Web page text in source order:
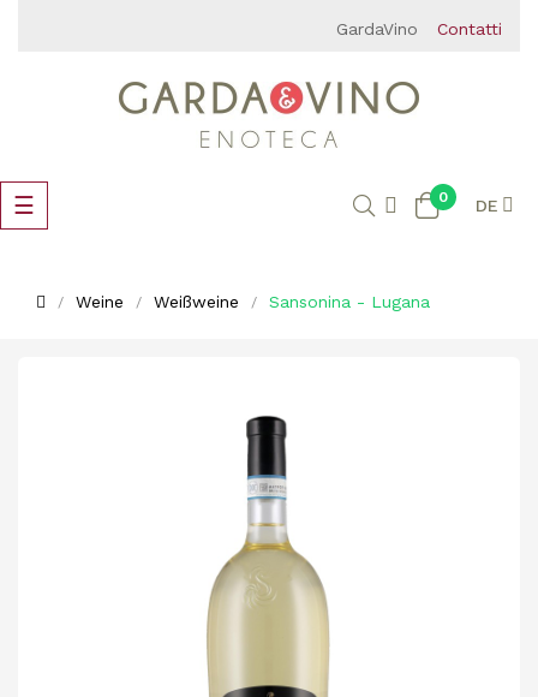
GardaVino Contatti
Umschalten
der
☰ 0 DE
Weine Weißweine Sansonina - Lugana